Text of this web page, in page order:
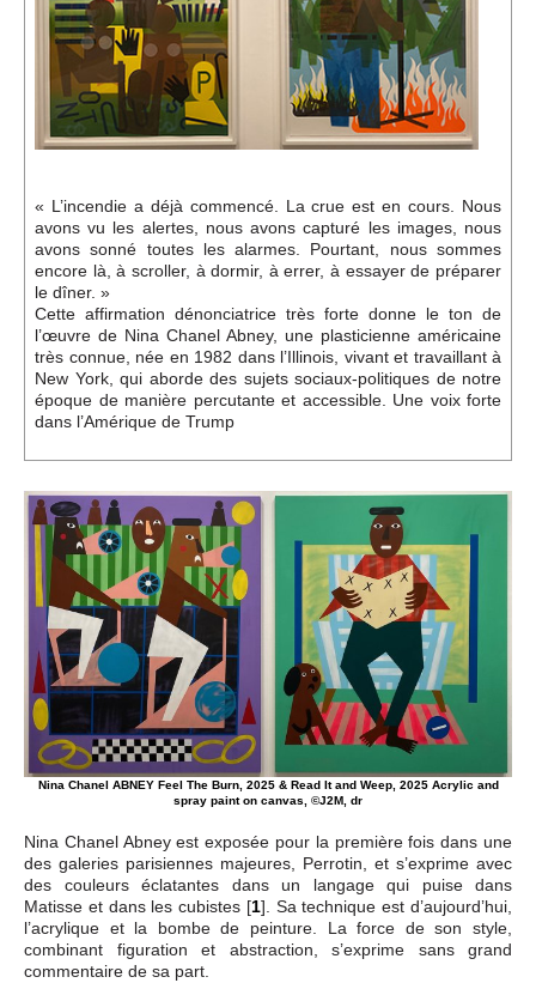
Sacré
Cousinages
« L’incendie a déjà commencé. La crue est en cours. Nous
avons vu les alertes, nous avons capturé les images, nous
avons sonné toutes les alarmes. Pourtant, nous sommes
encore là, à scroller, à dormir, à errer, à essayer de préparer
le dîner. »
Cette affirmation dénonciatrice très forte donne le ton de
l’œuvre de Nina Chanel Abney, une plasticienne américaine
très connue, née en 1982 dans l’Illinois, vivant et travaillant à
New York, qui aborde des sujets sociaux-politiques de notre
époque de manière percutante et accessible. Une voix forte
dans l’Amérique de Trump
Nina Chanel ABNEY Feel The Burn, 2025 & Read It and Weep, 2025 Acrylic and
spray paint on canvas, ©J2M, dr
Nina Chanel Abney est exposée pour la première fois dans une
des galeries parisiennes majeures, Perrotin, et s’exprime avec
des couleurs éclatantes dans un langage qui puise dans
Matisse et dans les cubistes [1]. Sa technique est d’aujourd’hui,
l’acrylique et la bombe de peinture. La force de son style,
combinant figuration et abstraction, s’exprime sans grand
commentaire de sa part.